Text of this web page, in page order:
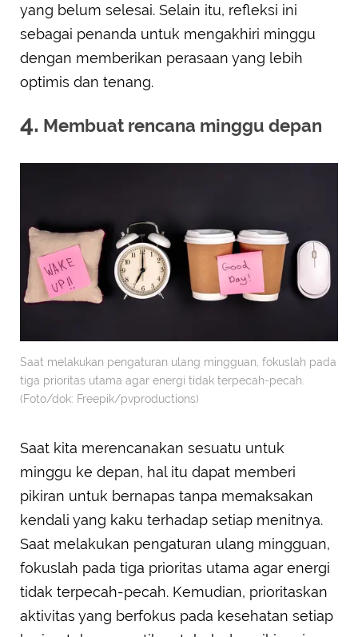
yang belum selesai. Selain itu, refleksi ini
sebagai penanda untuk mengakhiri minggu
dengan memberikan perasaan yang lebih
optimis dan tenang.
4. Membuat rencana minggu depan
Saat melakukan pengaturan ulang mingguan, fokuslah pada
tiga prioritas utama agar energi tidak terpecah-pecah.
(Foto/dok: Freepik/pvproductions)
Saat kita merencanakan sesuatu untuk
minggu ke depan, hal itu dapat memberi
pikiran untuk bernapas tanpa memaksakan
kendali yang kaku terhadap setiap menitnya.
Saat melakukan pengaturan ulang mingguan,
fokuslah pada tiga prioritas utama agar energi
tidak terpecah-pecah. Kemudian, prioritaskan
aktivitas yang berfokus pada kesehatan setiap